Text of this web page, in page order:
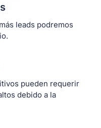
leads podremos
pueden requerir
debido a la